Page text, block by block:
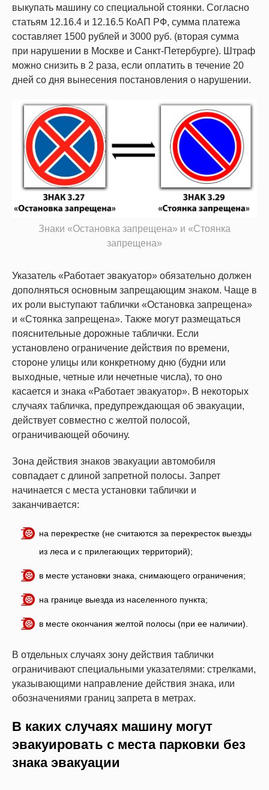
выкупать машину со специальной стоянки. Согласно
статьям 12.16.4 и 12.16.5 КоАП РФ, сумма платежа
составляет 1500 рублей и 3000 руб. (вторая сумма
при нарушении в Москве и Санкт-Петербурге). Штраф
можно снизить в 2 раза, если оплатить в течение 20
дней со дня вынесения постановления о нарушении.
Знаки «Остановка запрещена» и «Стоянка
запрещена»
Указатель «Работает эвакуатор» обязательно должен
дополняться основным запрещающим знаком. Чаще в
их роли выступают таблички «Остановка запрещена»
и «Стоянка запрещена». Также могут размещаться
пояснительные дорожные таблички. Если
установлено ограничение действия по времени,
стороне улицы или конкретному дню (будни или
выходные, четные или нечетные числа), то оно
касается и знака «Работает эвакуатор». В некоторых
случаях табличка, предупреждающая об эвакуации,
действует совместно с желтой полосой,
ограничивающей обочину.
Зона действия знаков эвакуации автомобиля
совпадает с длиной запретной полосы. Запрет
начинается с места установки таблички и
заканчивается:
на перекрестке (не считаются за перекресток выезды
из леса и с прилегающих территорий);
в месте установки знака, снимающего ограничения;
на границе выезда из населенного пункта;
в месте окончания желтой полосы (при ее наличии).
В отдельных случаях зону действия таблички
ограничивают специальными указателями: стрелками,
указывающими направление действия знака, или
обозначениями границ запрета в метрах.
В каких случаях машину могут
эвакуировать с места парковки без
знака эвакуации